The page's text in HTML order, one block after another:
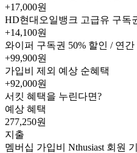
+17,000원
HD현대오일뱅크 고급유 구독
+14,100원
와이퍼 구독권 50% 할인 / 연간
+99,900원
가입비 제외 예상 순혜택
+92,000원
서킷 혜택을 누린다면?
예상 혜택
277,250원
지출
멤버십 가입비
Nthusiast 회원